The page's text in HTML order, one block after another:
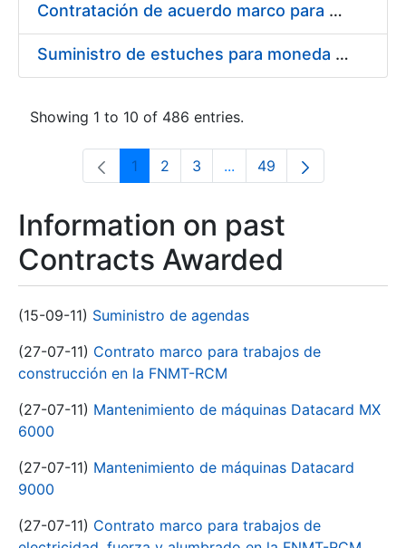
Contratación de acuerdo marco para el Suministro de Material de Electricidad para la Fábrica Nacional de Moneda y Timbre-Real Casa de la Moneda en su centro de trabajo de Burgos
Suministro de estuches para moneda de 30 €
Showing 1 to 10 of 486 entries.
Page
1 Page
2 Page
3 ...Intermediate Pages Use
Page
49
Information on past
Contracts Awarded
(15-09-11) Suministro de agendas
(27-07-11) Contrato marco para trabajos de
construcción en la FNMT-RCM
(27-07-11) Mantenimiento de máquinas Datacard MX
6000
(27-07-11) Mantenimiento de máquinas Datacard
9000
(27-07-11) Contrato marco para trabajos de